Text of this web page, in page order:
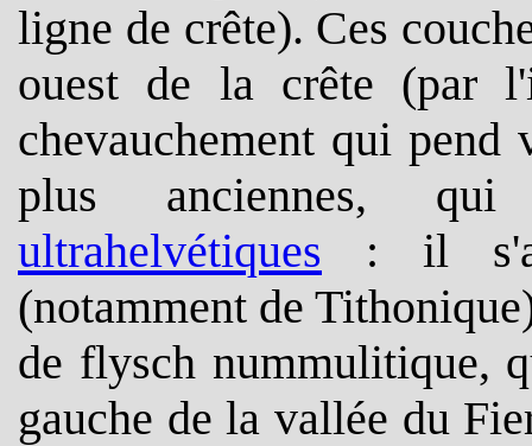
ligne de crête). Ces
ouest de la crête (par
chevauchement qui pend
plus anciennes, qui
ultrahelvétiques : il
(notamment de
de flysch nummulitique,
gauche de la vallée du